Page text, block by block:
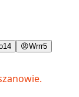
14 😡Wrrr5